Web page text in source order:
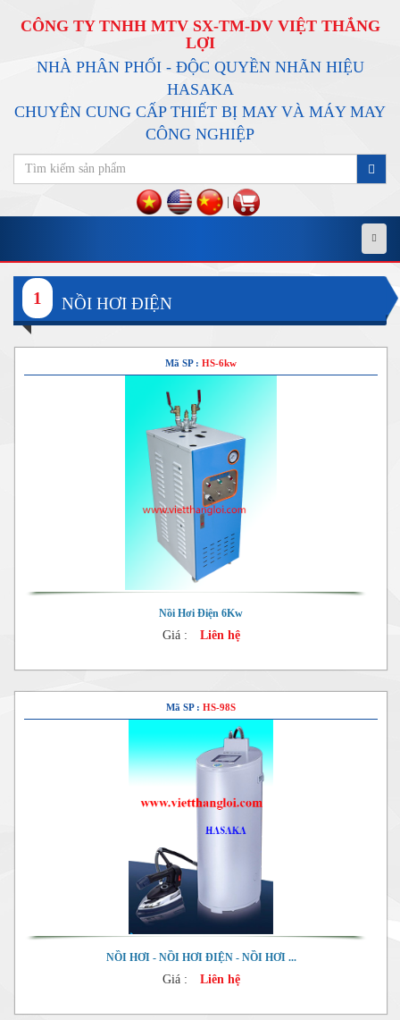
CÔNG TY TNHH MTV SX-TM-DV VIỆT THẮNG
LỢI
NHÀ PHÂN PHỐI - ĐỘC QUYỀN NHÃN HIỆU
HASAKA
CHUYÊN CUNG CẤP THIẾT BỊ MAY VÀ MÁY MAY
CÔNG NGHIỆP
|
Menu
1 NỒI HƠI ĐIỆN
Mã SP : HS-6kw
Nồi Hơi Điện 6Kw
Giá : Liên hệ
Mã SP : HS-98S
NỒI HƠI - NỒI HƠI ĐIỆN - NỒI HƠI ...
Giá : Liên hệ